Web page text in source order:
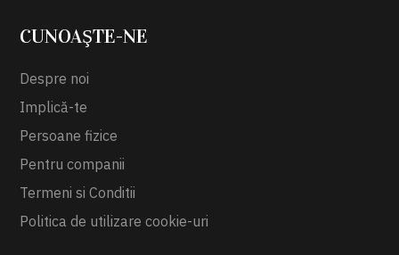
CUNOAŞTE-NE
Despre noi
Implică-te
Persoane fizice
Pentru companii
Termeni si Conditii
Politica de utilizare cookie-uri